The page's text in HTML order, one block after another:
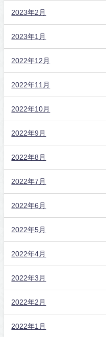
2023年2月
2023年1月
2022年12月
2022年11月
2022年10月
2022年9月
2022年8月
2022年7月
2022年6月
2022年5月
2022年4月
2022年3月
2022年2月
2022年1月